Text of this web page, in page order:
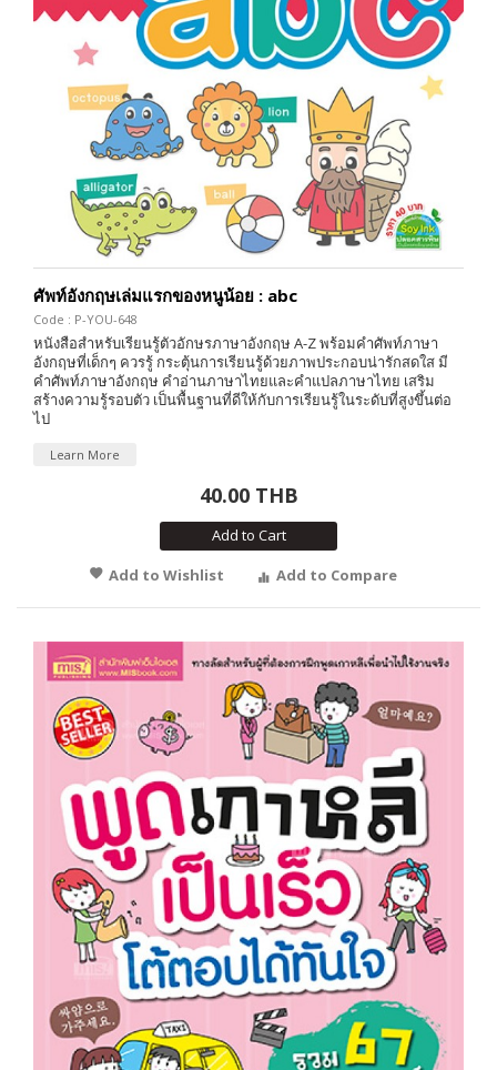
ศัพท์อังกฤษเล่มแรกของหนูน้อย : abc
Code : P-YOU-648
หนังสือสำหรับเรียนรู้ตัวอักษรภาษาอังกฤษ A-Z พร้อมคำศัพท์ภาษา
อังกฤษที่เด็กๆ ควรรู้ กระตุ้นการเรียนรู้ด้วยภาพประกอบน่ารักสดใส มี
คำศัพท์ภาษาอังกฤษ คำอ่านภาษาไทยและคำแปลภาษาไทย เสริม
สร้างความรู้รอบตัว เป็นพื้นฐานที่ดีให้กับการเรียนรู้ในระดับที่สูงขึ้นต่อ
ไป
Learn More
40.00 THB
Add to Cart
Add to Wishlist
Add to Compare